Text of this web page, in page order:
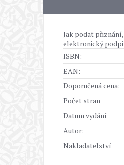
Jak podat
elektronický
ISBN:
EAN:
Doporučená cena:
Počet stran
Datum vydání
Autor:
Nakladatelství